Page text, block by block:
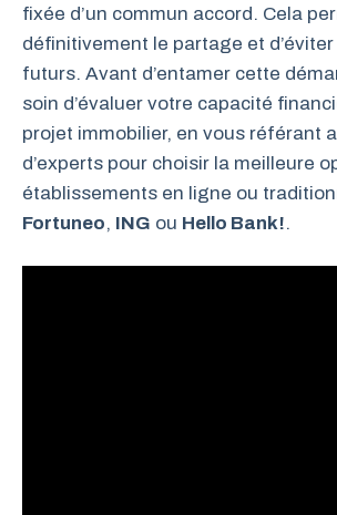
fixée d’un commun accord. Cela
définitivement le partage et
futurs. Avant d’entamer cette
soin d’évaluer votre capacité
projet immobilier, en vous référant
d’experts pour choisir la meilleure
établissements en ligne ou
Fortuneo, ING ou Hello Bank!.